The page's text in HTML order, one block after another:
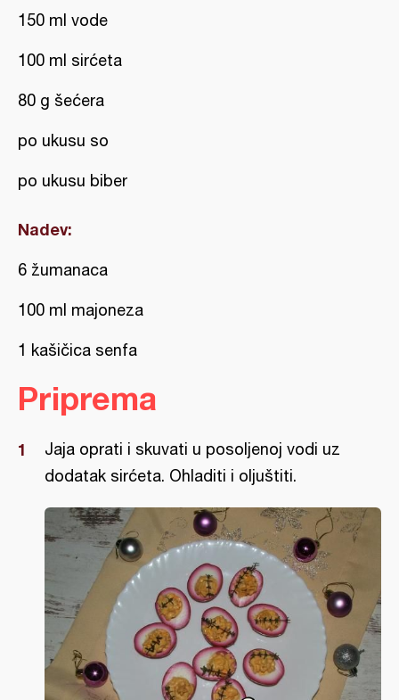
150 ml vode
100 ml sirćeta
80 g šećera
po ukusu so
po ukusu biber
Nadev:
6 žumanaca
100 ml majoneza
1 kašičica senfa
Priprema
Jaja oprati i skuvati u posoljenoj vodi uz
dodatak sirćeta. Ohladiti i oljuštiti.